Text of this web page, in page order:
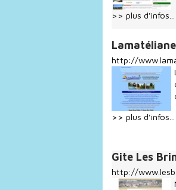
>> plus d'infos...
http://
>> plus d'infos...
Gite Les
http://